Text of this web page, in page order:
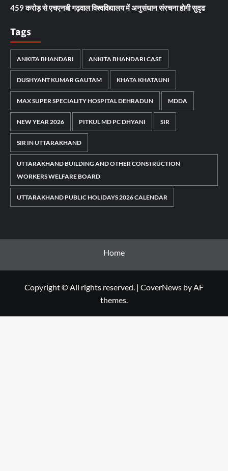
459 करोड़ से एचएनबी गढ़वाल विश्वविद्यालय में अनुसंधान संरचना होगी सुदृढ
Tags
ANKITA BHANDARI ANKITA BHANDARI CASE
DUSHYANT KUMAR GAUTAM KHATA KHATAUNI
MAX SUPER SPECIALITY HOSPITAL DEHRADUN MDDA
NEW YEAR 2026 PITKUL MD PC DHYANI SIR
SIR IN UTTARAKHAND
UTTARAKHAND BUILDING AND OTHER CONSTRUCTION
WORKERS WELFARE BOARD
UTTARAKHAND PUBLIC HOLIDAYS 2026 CALENDAR
Home
Copyright © All rights reserved. | CoverNews by AF
themes.